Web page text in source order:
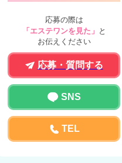
応募の際は
「エステワンを見た」 と
お伝えください
応募・質問する
SNS
TEL